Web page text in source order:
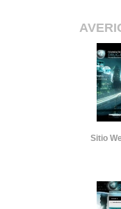
Sitio